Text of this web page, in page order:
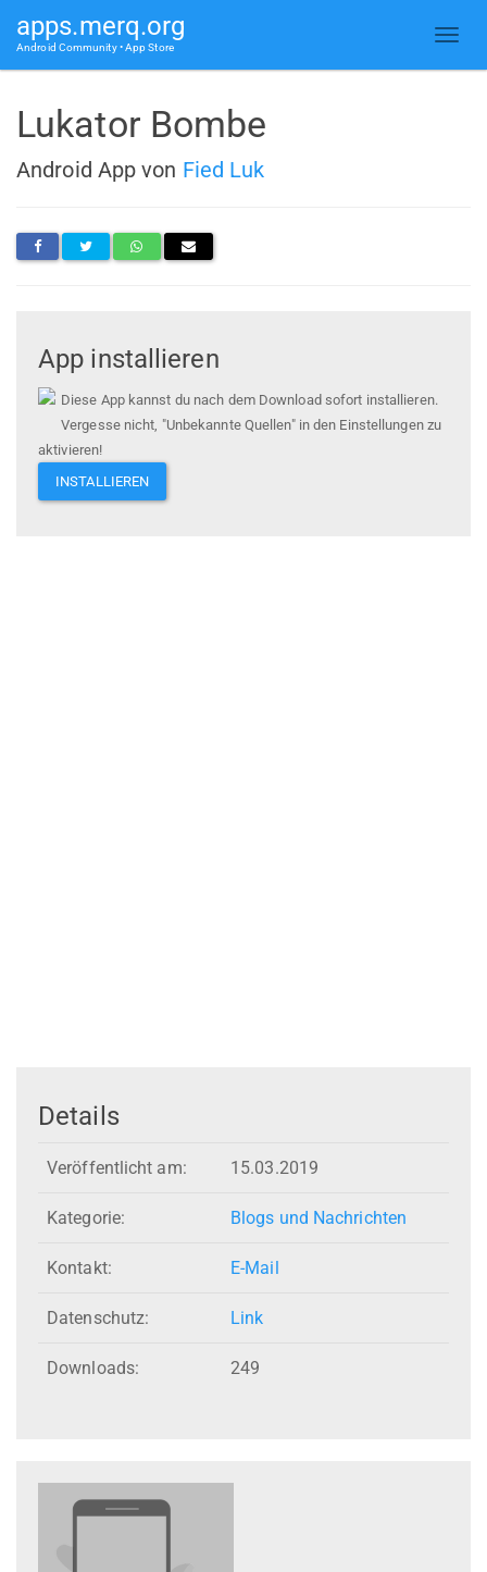
apps.merq.org
Android Community • App Store
Lukator Bombe
Android App von Fied Luk
App installieren
Diese App kannst du nach dem Download sofort installieren.
Vergesse nicht, "Unbekannte Quellen" in den Einstellungen zu
aktivieren!
INSTALLIEREN
Details
Veröffentlicht am: 15.03.2019
Kategorie: Blogs und Nachrichten
Kontakt: E-Mail
Datenschutz: Link
Downloads: 249